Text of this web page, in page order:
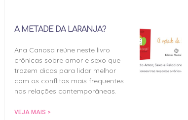
A METADE DA LARANJA?
Ana Canosa reúne neste livro
crônicas sobre amor e sexo que
trazem dicas para lidar melhor
com os conflitos mais frequentes
nas relações contemporâneas.
VEJA MAIS >